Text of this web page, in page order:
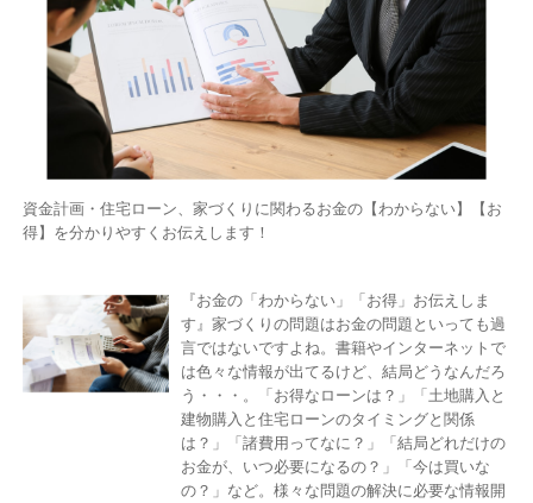
資金計画・住宅ローン、家づくりに関わるお金の【わからない】【お
得】を分かりやすくお伝えします！
『お金の「わからない」「お得」お伝えしま
す』家づくりの問題はお金の問題といっても過
言ではないですよね。書籍やインターネットで
は色々な情報が出てるけど、結局どうなんだろ
う・・・。「お得なローンは？」「土地購入と
建物購入と住宅ローンのタイミングと関係
は？」「諸費用ってなに？」「結局どれだけの
お金が、いつ必要になるの？」「今は買いな
の？」など。様々な問題の解決に必要な情報開